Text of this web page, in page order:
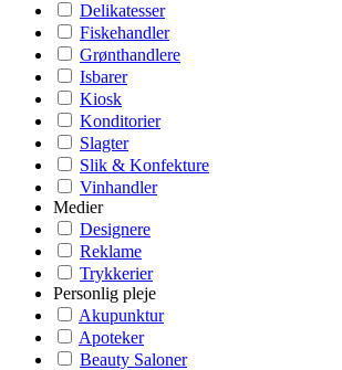
Delikatesser
Fiskehandler
Grønthandlere
Isbarer
Kiosk
Konditorier
Slagter
Slik & Konfekture
Vinhandler
Medier
Designere
Reklame
Trykkerier
Personlig pleje
Akupunktur
Apoteker
Beauty Saloner